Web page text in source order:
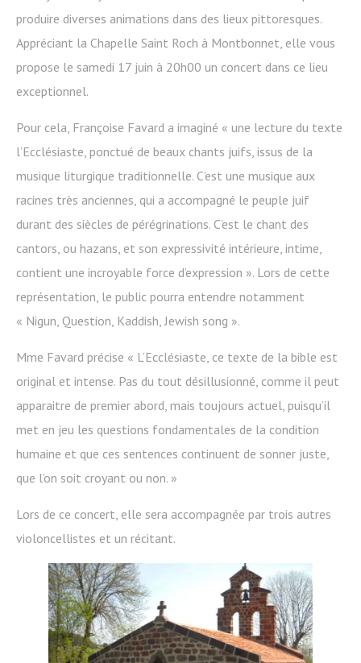
produire diverses animations dans des lieux pittoresques.
Appréciant la Chapelle Saint Roch à Montbonnet, elle vous
propose le samedi 17 juin à 20h00 un concert dans ce lieu
exceptionnel.
Pour cela, Françoise Favard a imaginé « une lecture du texte
l’Ecclésiaste, ponctué de beaux chants juifs, issus de la
musique liturgique traditionnelle. C’est une musique aux
racines très anciennes, qui a accompagné le peuple juif
durant des siècles de pérégrinations. C’est le chant des
cantors, ou hazans, et son expressivité intérieure, intime,
contient une incroyable force d’expression ». Lors de cette
représentation, le public pourra entendre notamment
« Nigun, Question, Kaddish, Jewish song ».
Mme Favard précise « L’Ecclésiaste, ce texte de la bible est
original et intense. Pas du tout désillusionné, comme il peut
apparaitre de premier abord, mais toujours actuel, puisqu’il
met en jeu les questions fondamentales de la condition
humaine et que ces sentences continuent de sonner juste,
que l’on soit croyant ou non. »
Lors de ce concert, elle sera accompagnée par trois autres
violoncellistes et un récitant.